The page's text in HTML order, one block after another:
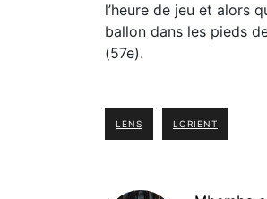
l’heure de jeu et alors
ballon dans les pieds
(57e).
LENS LORIENT